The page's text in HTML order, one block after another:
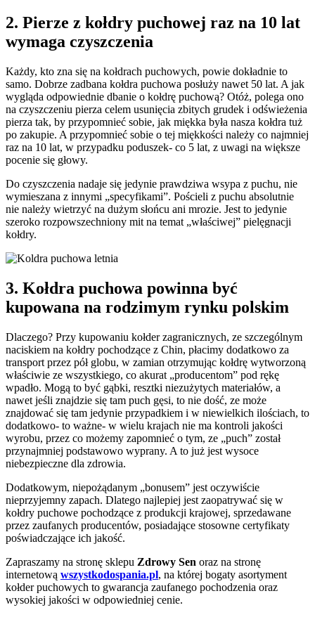
2. Pierze z kołdry puchowej raz na 10 lat
wymaga czyszczenia
Każdy, kto zna się na kołdrach puchowych, powie dokładnie to
samo. Dobrze zadbana kołdra puchowa posłuży nawet 50 lat. A jak
wygląda odpowiednie dbanie o kołdrę puchową? Otóż, polega ono
na czyszczeniu pierza celem usunięcia zbitych grudek i odświeżenia
pierza tak, by przypomnieć sobie, jak miękka była nasza kołdra tuż
po zakupie. A przypomnieć sobie o tej miękkości należy co najmniej
raz na 10 lat, w przypadku poduszek- co 5 lat, z uwagi na większe
pocenie się głowy.
Do czyszczenia nadaje się jedynie prawdziwa wsypa z puchu, nie
wymieszana z innymi „specyfikami”. Pościeli z puchu absolutnie
nie należy wietrzyć na dużym słońcu ani mrozie. Jest to jedynie
szeroko rozpowszechniony mit na temat „właściwej” pielęgnacji
kołdry.
3. Kołdra puchowa powinna być
kupowana na rodzimym rynku polskim
Dlaczego? Przy kupowaniu kołder zagranicznych, ze szczególnym
naciskiem na kołdry pochodzące z Chin, płacimy dodatkowo za
transport przez pół globu, w zamian otrzymując kołdrę wytworzoną
właściwie ze wszystkiego, co akurat „producentom” pod rękę
wpadło. Mogą to być gąbki, resztki niezużytych materiałów, a
nawet jeśli znajdzie się tam puch gęsi, to nie dość, ze może
znajdować się tam jedynie przypadkiem i w niewielkich ilościach, to
dodatkowo- to ważne- w wielu krajach nie ma kontroli jakości
wyrobu, przez co możemy zapomnieć o tym, ze „puch” został
przynajmniej podstawowo wyprany. A to już jest wysoce
niebezpieczne dla zdrowia.
Dodatkowym, niepożądanym „bonusem” jest oczywiście
nieprzyjemny zapach. Dlatego najlepiej jest zaopatrywać się w
kołdry puchowe pochodzące z produkcji krajowej, sprzedawane
przez zaufanych producentów, posiadające stosowne certyfikaty
poświadczające ich jakość.
Zapraszamy na stronę sklepu Zdrowy Sen oraz na stronę
internetową wszystkodospania.pl, na której bogaty asortyment
kołder puchowych to gwarancja zaufanego pochodzenia oraz
wysokiej jakości w odpowiedniej cenie.